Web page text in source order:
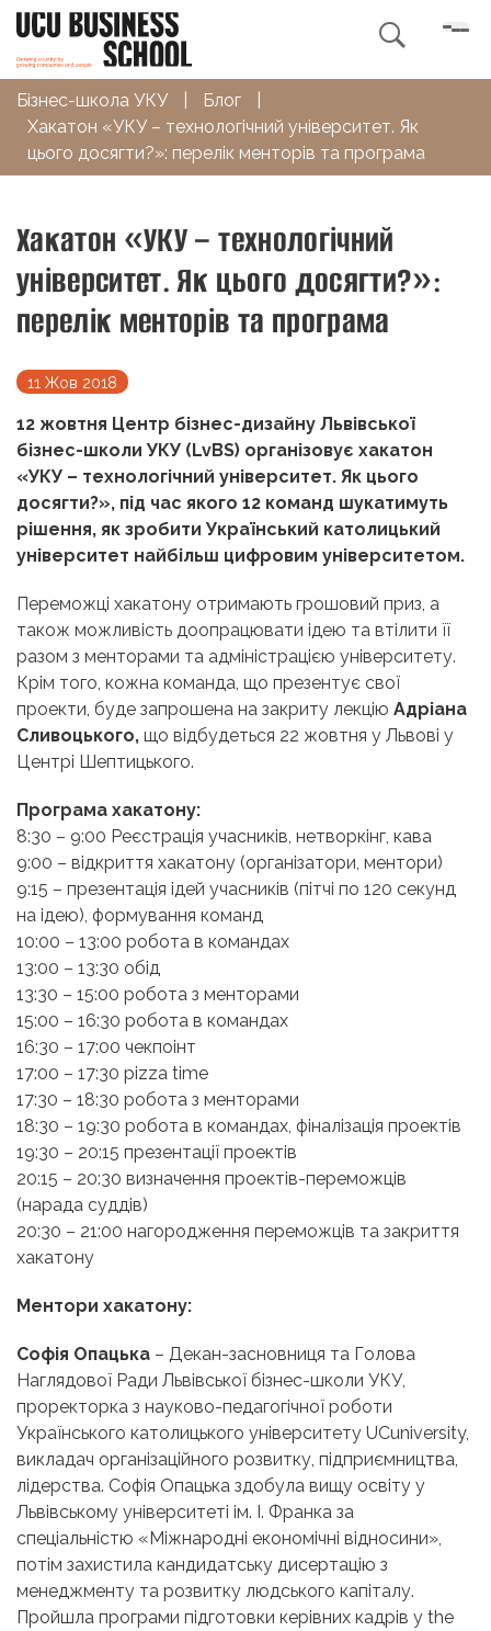

Бізнес-школа УКУ Блог
Хакатон «УКУ – технологічний університет. Як
цього досягти?»: перелік менторів та програма
Хакатон «УКУ – технологічний
університет. Як цього досягти?»:
перелік менторів та програма
11 Жов 2018
12 жовтня Центр бізнес-дизайну Львівської
бізнес-школи УКУ (LvBS) організовує хакатон
«УКУ – технологічний університет. Як цього
досягти?», під час якого 12 команд шукатимуть
рішення, як зробити Український католицький
університет найбільш цифровим університетом.
Переможці хакатону отримають грошовий приз, а
також можливість доопрацювати ідею та втілити її
разом з менторами та адміністрацією університету.
Крім того, кожна команда, що презентує свої
проекти, буде запрошена на закриту лекцію Адріана
Сливоцького, що відбудеться 22 жовтня у Львові у
Центрі Шептицького.
Програма хакатону:
8:30 – 9:00 Реєстрація учасників, нетворкінг, кава
9:00 – відкриття хакатону (організатори, ментори)
9:15 – презентація ідей учасників (пітчі по 120 секунд
на ідею), формування команд
10:00 – 13:00 робота в командах
13:00 – 13:30 обід
13:30 – 15:00 робота з менторами
15:00 – 16:30 робота в командах
16:30 – 17:00 чекпоінт
17:00 – 17:30 pizza time
17:30 – 18:30 робота з менторами
18:30 – 19:30 робота в командах, фіналізація проектів
19:30 – 20:15 презентації проектів
20:15 – 20:30 визначення проектів-переможців
(нарада суддів)
20:30 – 21:00 нагородження переможців та закриття
хакатону
Ментори хакатону:
Софія Опацька – Декан-засновниця та Голова
Наглядової Ради Львівської бізнес-школи УКУ,
проректорка з науково-педагогічної роботи
Українського католицького університету UCuniversity,
викладач організаційного розвитку, підприємництва,
лідерства. Софія Опацька здобула вищу освіту у
Львівському університеті ім. І. Франка за
спеціальністю «Міжнародні економічні відносини»,
потім захистила кандидатську дисертацію з
менеджменту та розвитку людського капіталу.
Пройшла програми підготовки керівних кадрів у the